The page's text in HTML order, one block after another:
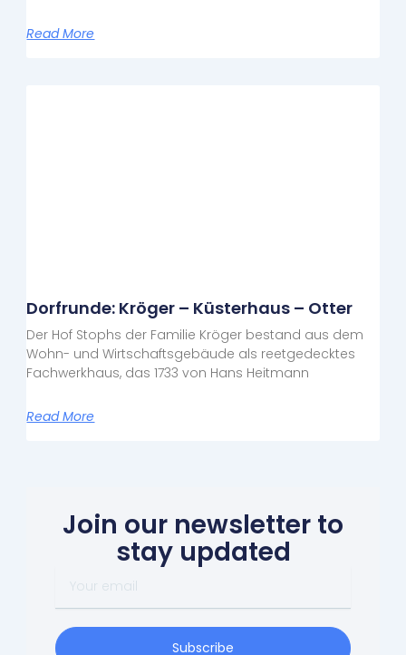
Read More
Dorfrunde: Kröger – Küsterhaus – Otter
Der Hof Stophs der Familie Kröger bestand aus dem
Wohn- und Wirtschaftsgebäude als reetgedecktes
Fachwerkhaus, das 1733 von Hans Heitmann
Read More
Join our newsletter to
stay updated
email
Subscribe